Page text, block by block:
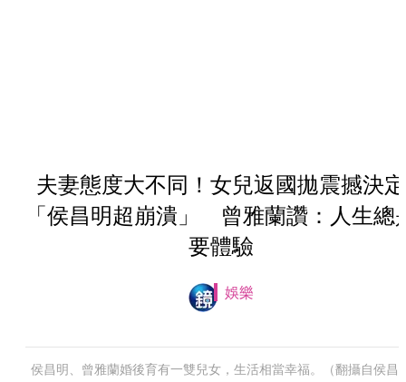
夫妻態度大不同！女兒返國拋震撼決定
「侯昌明超崩潰」 曾雅蘭讚：人生總
要體驗
娛樂
侯昌明、曾雅蘭婚後育有一雙兒女，生活相當幸福。（翻攝自侯昌